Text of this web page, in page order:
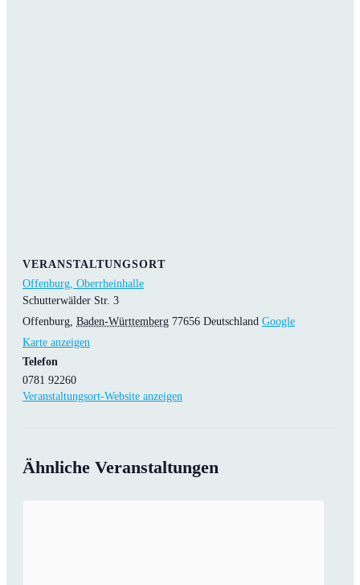
VERANSTALTUNGSORT
Offenburg, Oberrheinhalle
Schutterwälder Str. 3
Offenburg, Baden-Württemberg 77656 Deutschland Google
Karte anzeigen
Telefon
0781 92260
Veranstaltungsort-Website anzeigen
Ähnliche Veranstaltungen